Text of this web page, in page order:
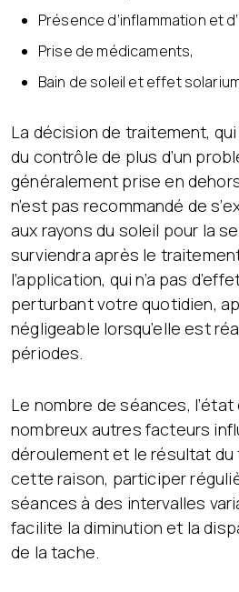
Présence d’inflammation et
Prise de médicaments,
Bain de soleil et effet
La décision de traitement,
du contrôle de plus d’un
généralement prise en
n’est pas recommandé de
aux rayons du soleil pour la
surviendra après le
l’application, qui n’a pas
perturbant votre quotidien,
négligeable lorsqu’elle est
périodes.
Le nombre de séances,
nombreux autres facteurs
déroulement et le résultat
cette raison, participer
séances à des intervalles
facilite la diminution et la
de la tache.